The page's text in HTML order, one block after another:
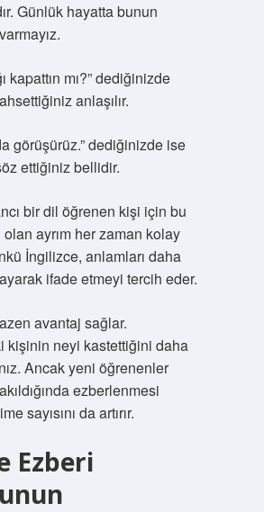
Günlük hayatta bunun
kapattın mı?” dediğinizde
anlaşılır.
görüşürüz.” dediğinizde ise
ettiğiniz bellidir.
bir dil öğrenen kişi için bu
ayrım her zaman kolay
İngilizce, anlamları daha
ifade etmeyi tercih eder.
avantaj sağlar.
kişinin neyi kastettiğini daha
Ancak yeni öğrenenler
ezberlenmesi
sayısını da artırır.
Ezberi